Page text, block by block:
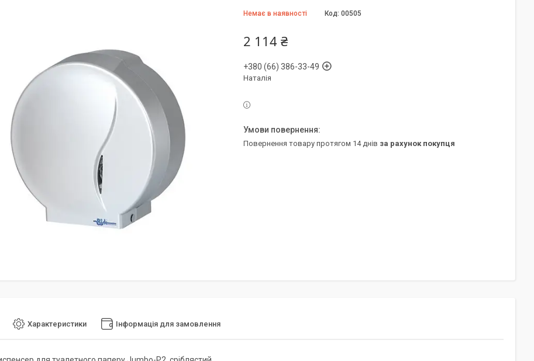
Немає в наявності Код: 00505
2 114 ₴
+380 (66) 386-33-49
Наталія
повернення товару протягом 14 днів за рахунок покупця
Характеристики Інформація для замовлення